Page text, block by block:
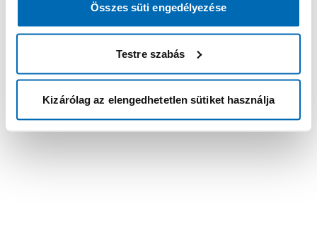
Összes süti engedélyezése
Testre szabás
Kizárólag az elengedhetetlen sütiket használja